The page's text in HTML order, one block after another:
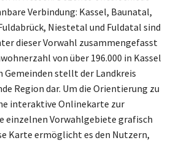
Verbindung: Kassel, Baunatal,
Niestetal und Fuldatal sind
dieser Vorwahl zusammengefasst
von über 196.000 in Kassel
Gemeinden stellt der Landkreis
Region dar. Um die Orientierung zu
interaktive Onlinekarte zur
einzelnen Vorwahlgebiete grafisch
Karte ermöglicht es den Nutzern,